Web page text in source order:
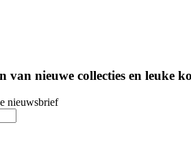
van nieuwe collecties en leuke
nieuwsbrief